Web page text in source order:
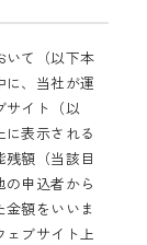
いて（以下本
に、当社が運
サイト（以
表示される
残額（当該目
申込者から
額をいいま
ェブサイト上